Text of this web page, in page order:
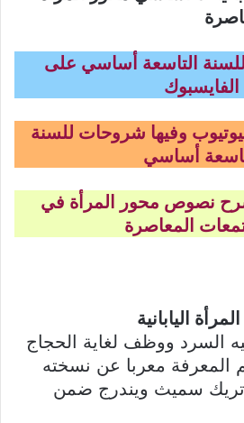
التاسعة أساسي على
الفايسبوك
وفيها شروحات للسنة
أساسي
نصوص محور المرأة في
المعاصرة
اليابانية
السرد ووظف لغاية الحجاج
المعرفة معربا عن نسخته
باتريك سميث ويندرج ضمن